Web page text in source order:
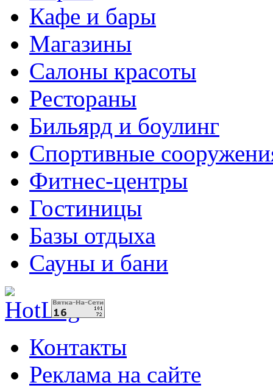
Кафе и бары
Магазины
Салоны красоты
Рестораны
Бильярд и боулинг
Спортивные
Фитнес-центры
Гостиницы
Базы отдыха
Сауны и бани
Контакты
Реклама на сайте